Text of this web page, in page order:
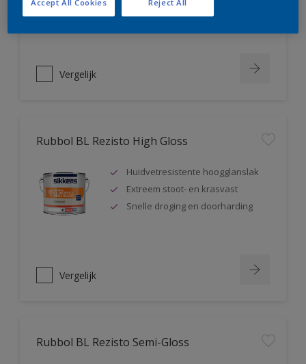
Snelle droging en doorharding
Vergelijk
Rubbol BL Rezisto High Gloss
Huidvetresistente hoogglanslak
Extreem stoot- en krasvast
Snelle droging en doorharding
Vergelijk
Rubbol BL Rezisto Semi-Gloss
Reject All
Accept All Cookies